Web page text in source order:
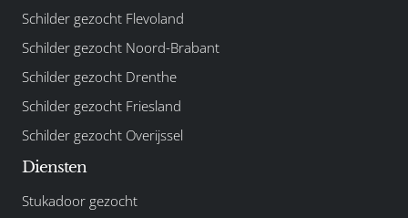
Schilder gezocht Flevoland
Schilder gezocht Noord-Brabant
Schilder gezocht Drenthe
Schilder gezocht Friesland
Schilder gezocht Overijssel
Diensten
Stukadoor gezocht